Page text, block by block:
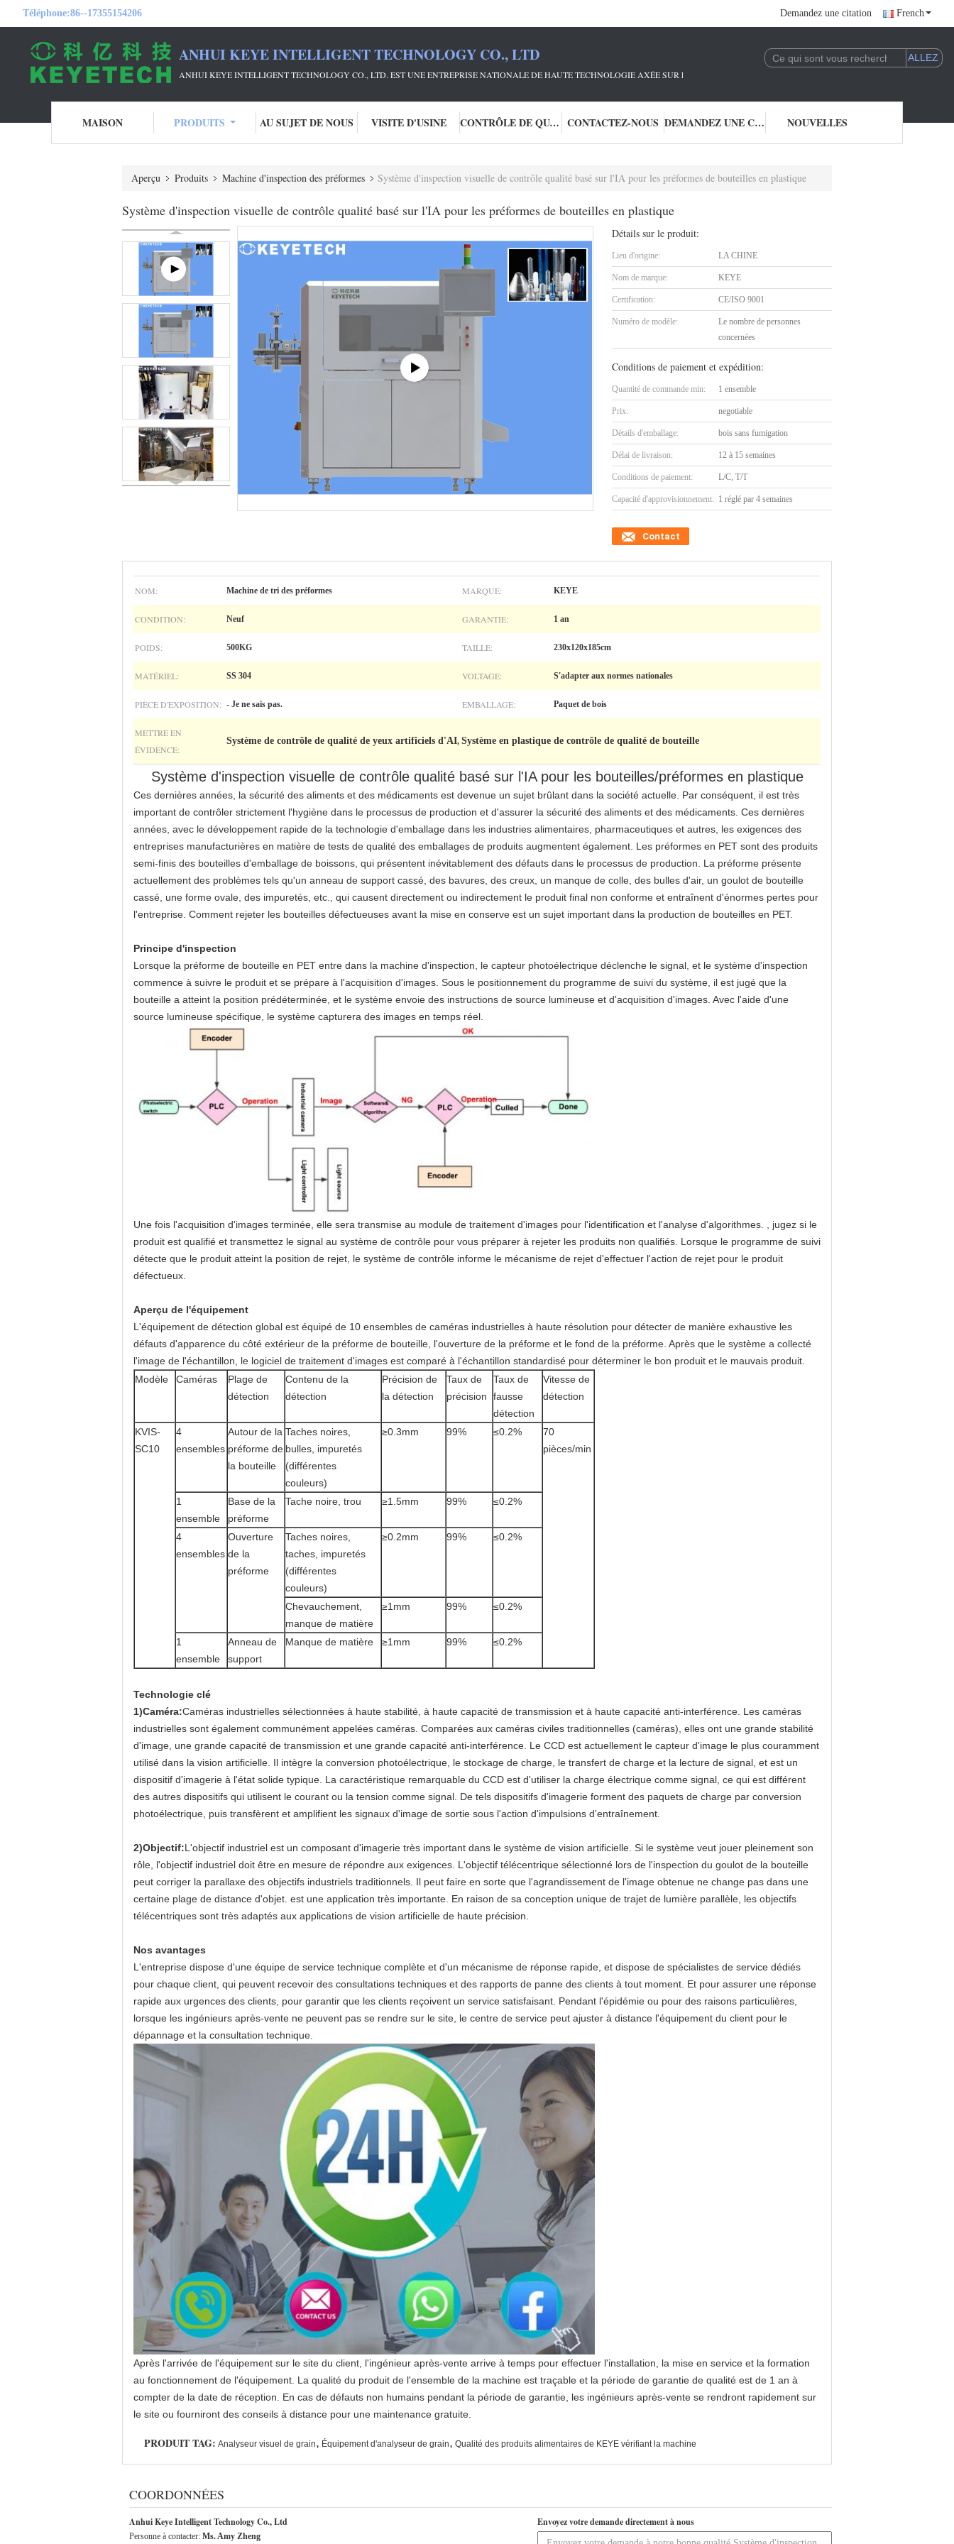
Téléphone:86--17355154206 Demandez une citation French
ANHUI KEYE INTELLIGENT TECHNOLOGY CO., LTD
ANHUI KEYE INTELLIGENT TECHNOLOGY CO., LTD. EST UNE ENTREPRISE NATIONALE DE HAUTE TECHNOLOGIE AXÉE SUR LA R&D ET L'APPLICATION DE LA TECHNOLOGIE DE L'IA.NOUS
MAISON PRODUITS AU SUJET DE NOUS VISITE D'USINE CONTRÔLE DE QUALITÉ CONTACTEZ-NOUS DEMANDEZ UNE CITATION NOUVELLES
Aperçu Produits Machine d'inspection des préformes Système d'inspection visuelle de contrôle qualité basé sur l'IA pour les préformes de bouteilles en plastique
Système d'inspection visuelle de contrôle qualité basé sur l'IA pour les préformes de bouteilles en plastique
Détails sur le produit:
Lieu d'origine: LA CHINE
Nom de marque: KEYE
Certification: CE/ISO 9001
Numéro de modèle:
Le nombre de personnes
concernées
Conditions de paiement et expédition:
Quantité de commande min: 1 ensemble
Prix: negotiable
Détails d'emballage: bois sans fumigation
Délai de livraison: 12 à 15 semaines
Conditions de paiement: L/C, T/T
Capacité d'approvisionnement: 1 réglé par 4 semaines
Contact
NOM: Machine de tri des préformes MARQUE: KEYE
CONDITION: Neuf GARANTIE: 1 an
POIDS: 500KG TAILLE: 230x120x185cm
MATÉRIEL: SS 304 VOLTAGE: S'adapter aux normes nationales
PIÈCE D'EXPOSITION: - Je ne sais pas. EMBALLAGE: Paquet de bois
METTRE EN
ÉVIDENCE:
Système de contrôle de qualité de yeux artificiels d'AI, Système en plastique de contrôle de qualité de bouteille
Système d'inspection visuelle de contrôle qualité basé sur l'IA pour les bouteilles/préformes en plastique
Ces dernières années, la sécurité des aliments et des médicaments est devenue un sujet brûlant dans la société actuelle. Par conséquent, il est très
important de contrôler strictement l'hygiène dans le processus de production et d'assurer la sécurité des aliments et des médicaments. Ces dernières
années, avec le développement rapide de la technologie d'emballage dans les industries alimentaires, pharmaceutiques et autres, les exigences des
entreprises manufacturières en matière de tests de qualité des emballages de produits augmentent également. Les préformes en PET sont des produits
semi-finis des bouteilles d'emballage de boissons, qui présentent inévitablement des défauts dans le processus de production. La préforme présente
actuellement des problèmes tels qu'un anneau de support cassé, des bavures, des creux, un manque de colle, des bulles d'air, un goulot de bouteille
cassé, une forme ovale, des impuretés, etc., qui causent directement ou indirectement le produit final non conforme et entraînent d'énormes pertes pour
l'entreprise. Comment rejeter les bouteilles défectueuses avant la mise en conserve est un sujet important dans la production de bouteilles en PET.
Principe d'inspection
Lorsque la préforme de bouteille en PET entre dans la machine d'inspection, le capteur photoélectrique déclenche le signal, et le système d'inspection
commence à suivre le produit et se prépare à l'acquisition d'images. Sous le positionnement du programme de suivi du système, il est jugé que la
bouteille a atteint la position prédéterminée, et le système envoie des instructions de source lumineuse et d'acquisition d'images. Avec l'aide d'une
source lumineuse spécifique, le système capturera des images en temps réel.
Une fois l'acquisition d'images terminée, elle sera transmise au module de traitement d'images pour l'identification et l'analyse d'algorithmes. , jugez si le
produit est qualifié et transmettez le signal au système de contrôle pour vous préparer à rejeter les produits non qualifiés. Lorsque le programme de suivi
détecte que le produit atteint la position de rejet, le système de contrôle informe le mécanisme de rejet d'effectuer l'action de rejet pour le produit
défectueux.
Aperçu de l'équipement
L'équipement de détection global est équipé de 10 ensembles de caméras industrielles à haute résolution pour détecter de manière exhaustive les
défauts d'apparence du côté extérieur de la préforme de bouteille, l'ouverture de la préforme et le fond de la préforme. Après que le système a collecté
l'image de l'échantillon, le logiciel de traitement d'images est comparé à l'échantillon standardisé pour déterminer le bon produit et le mauvais produit.
Modèle
Caméras
Plage de
détection
Contenu de la
détection
Précision de
la détection
Taux de
précision
Taux de
fausse
détection
Vitesse de
détection
KVIS-
SC10
4
ensembles
Autour de la
préforme de
la bouteille
Taches noires,
bulles, impuretés
(différentes
couleurs)
≥0.3mm 99% ≤0.2%
70
pièces/min
1
ensemble
Base de la
préforme
Tache noire, trou ≥1.5mm 99% ≤0.2%
4
ensembles
Ouverture
de la
préforme
Taches noires,
taches, impuretés
(différentes
couleurs)
≥0.2mm 99% ≤0.2%
Chevauchement,
manque de matière
≥1mm 99% ≤0.2%
1
ensemble
Anneau de
support
Manque de matière ≥1mm 99% ≤0.2%
Technologie clé
1)Caméra:Caméras industrielles sélectionnées à haute stabilité, à haute capacité de transmission et à haute capacité anti-interférence. Les caméras
industrielles sont également communément appelées caméras. Comparées aux caméras civiles traditionnelles (caméras), elles ont une grande stabilité
d'image, une grande capacité de transmission et une grande capacité anti-interférence. Le CCD est actuellement le capteur d'image le plus couramment
utilisé dans la vision artificielle. Il intègre la conversion photoélectrique, le stockage de charge, le transfert de charge et la lecture de signal, et est un
dispositif d'imagerie à l'état solide typique. La caractéristique remarquable du CCD est d'utiliser la charge électrique comme signal, ce qui est différent
des autres dispositifs qui utilisent le courant ou la tension comme signal. De tels dispositifs d'imagerie forment des paquets de charge par conversion
photoélectrique, puis transfèrent et amplifient les signaux d'image de sortie sous l'action d'impulsions d'entraînement.
2)Objectif:L'objectif industriel est un composant d'imagerie très important dans le système de vision artificielle. Si le système veut jouer pleinement son
rôle, l'objectif industriel doit être en mesure de répondre aux exigences. L'objectif télécentrique sélectionné lors de l'inspection du goulot de la bouteille
peut corriger la parallaxe des objectifs industriels traditionnels. Il peut faire en sorte que l'agrandissement de l'image obtenue ne change pas dans une
certaine plage de distance d'objet. est une application très importante. En raison de sa conception unique de trajet de lumière parallèle, les objectifs
télécentriques sont très adaptés aux applications de vision artificielle de haute précision.
Nos avantages
L'entreprise dispose d'une équipe de service technique complète et d'un mécanisme de réponse rapide, et dispose de spécialistes de service dédiés
pour chaque client, qui peuvent recevoir des consultations techniques et des rapports de panne des clients à tout moment. Et pour assurer une réponse
rapide aux urgences des clients, pour garantir que les clients reçoivent un service satisfaisant. Pendant l'épidémie ou pour des raisons particulières,
lorsque les ingénieurs après-vente ne peuvent pas se rendre sur le site, le centre de service peut ajuster à distance l'équipement du client pour le
dépannage et la consultation technique.
Après l'arrivée de l'équipement sur le site du client, l'ingénieur après-vente arrive à temps pour effectuer l'installation, la mise en service et la formation
au fonctionnement de l'équipement. La qualité du produit de l'ensemble de la machine est traçable et la période de garantie de qualité est de 1 an à
compter de la date de réception. En cas de défauts non humains pendant la période de garantie, les ingénieurs après-vente se rendront rapidement sur
le site ou fourniront des conseils à distance pour une maintenance gratuite.
PRODUIT TAG: Analyseur visuel de grain, Équipement d'analyseur de grain, Qualité des produits alimentaires de KEYE vérifiant la machine
COORDONNÉES
Anhui Keye Intelligent Technology Co., Ltd
Personne à contacter: Ms. Amy Zheng
Envoyez votre demande directement à nous